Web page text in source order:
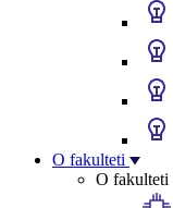
O fakulteti
O fakulteti